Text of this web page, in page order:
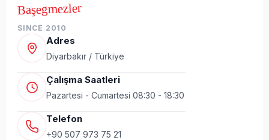
Başegmezler
SINCE 2010
Adres
Diyarbakır / Türkiye
Çalışma Saatleri
Pazartesi - Cumartesi 08:30 - 18:30
Telefon
+90 507 973 75 21